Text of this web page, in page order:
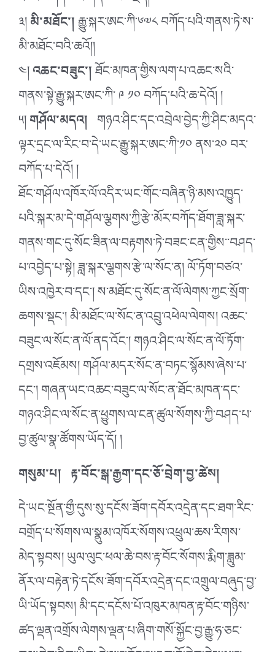
༣།མི་མཐོང༌།རྒྱུ་སྐར་ཨང་ཀི་༦༧༨ བཀོད་པའི་གནས་ཏེ་ས་
མི་མཐོང་བའི་ཆའོ།།
༤།འཆང་བཟུང༌།ཐོང་མཁན་གྱིས་ལག་པ་འཆང་སའི་
གནས་སྟེ་རྒྱུ་སྐར་ཨང་ཀི་ ༩ ༡༠ བཀོད་པའི་ཆ་དེའོ། །
༥།གཤོལ་མདའ། གཉའ་ཤིང་དང་འབྲེལ་བྱེད་ཀྱི་ཤིང་མདའ་
ལྟར་དྲང་ལ་རིང་བ་དེ་ཡང་རྒྱུ་སྐར་ཨང་ཀི་༡༠ ནས་༢༠ བར་
བཀོད་པ་དེའོ། །
ཐོང་གཤོལ་འཁོར་ལོ་འདིར་ཡང་གོང་བཞིན་ཉི་མས་འཁྱུད་
པའི་སྐར་མ་དེ་གཤོལ་ལྕགས་ཀྱི་རྩེ་མོར་བཀོད་ཐོག་ཟླ་སྐར་
གནས་གང་དུ་སོང་ཟིན་ལ་བརྟགས་ཏེ་བཟང་ངན་གྱིས་་བཤད་
པ་འབྱེད་པ་སྟེ། ཟླ་སྐར་ལྕགས་རྩེ་ལ་སོང་ན། ལོ་ཏོག་བཙའ་
ཡིས་འཁྱེར་བ་དང༌། ས་མཐོང་དུ་སོང་ན་ལོ་ལེགས་ཀྱང་སྲོག་
ཆགས་སྡང༌། མི་མཐོང་ལ་སོང་ན་འབྲུ་འཕེལ་ལེགས། འཆང་
བཟུང་ལ་སོང་ན་ལོ་ནད་འོང༌། གཉའ་ཤིང་ལ་སོང་ན་ལོ་ཏོག་
དགྲས་འཇོམས། གཤོལ་མདར་སོང་ན་བཏང་སྙོམས་ཞེས་པ་
དང༌། གཞན་ཡང་འཆང་བཟུང་ལ་སོང་ན་ཐོང་མཁན་དང་
གཉའ་ཤིང་ལ་སོང་ན་ཕྱུགས་ལ་ངན་ཚུལ་སོགས་ཀྱི་བཤད་པ་
བྱ་ཚུལ་སྣ་ཚོགས་ཡོད་དོ། །
གསུམ་པ། རྟ་བོང་སྒ་རྒྱག་དང་ཅོ་བྲེག་བྱ་ཚེས།
དེ་ཡང་སྔོན་གྱྀ་དུས་སུ་དངོས་ཟོག་དབོར་འདྲེན་དང་ཐག་རིང་
བགྲོད་པ་སོགས་ལ་སྣུམ་འཁོར་སོགས་འཕྲུལ་ཆས་རིགས་
མེད་སྟབས། ཡུལ་ལུང་ཕལ་ཆེ་བས་རྟ་བོང་སོགས་རྨིག་ཟླུམ་
ནོར་ལ་བརྟེན་ཏེ་དངོས་ཟོག་དབོར་འདྲེན་དང་འགྲུལ་བཞུད་བྱ་
ཡི་ཡོད་སྟབས། མི་དང་དངོས་པོ་འཁུར་མཁན་རྟ་བོང་གཉིས་
ཚད་ལྡན་འགྲོས་ལེགས་ལྡན་པ་ཞིག་གསོ་སྐྱོང་བྱ་རྒྱུ་ཧ་ཅང་